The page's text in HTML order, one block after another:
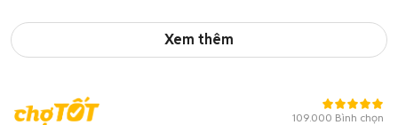
Xem thêm
109.000 Bình chọn